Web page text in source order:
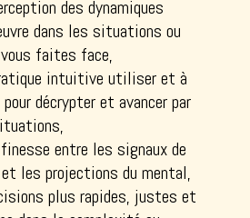
des dynamiques
dans les situations ou
faites face,
intuitive utiliser et à
décrypter et avancer par
entre les signaux de
les projections du mental,
plus rapides, justes et